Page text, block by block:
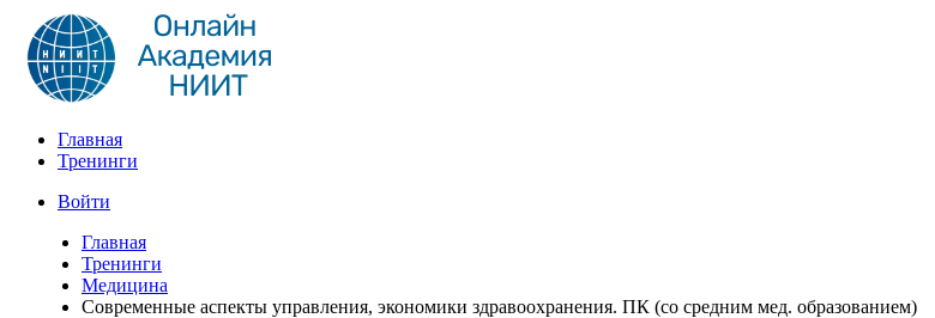
Главная
Тренинги
Войти
Главная
Тренинги
Медицина
Современные аспекты управления, экономики здравоохранения. ПК (со средним мед. образованием)